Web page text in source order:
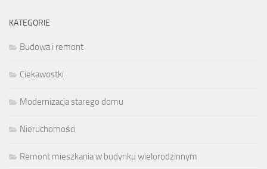
KATEGORIE
Budowa i remont
Ciekawostki
Modernizacja starego domu
Nieruchomości
Remont mieszkania w budynku wielorodzinnym